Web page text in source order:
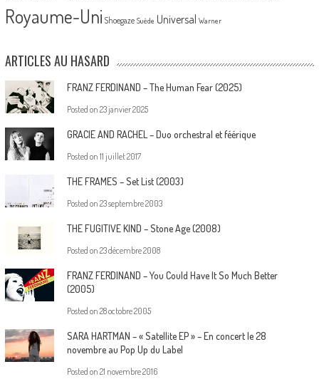
Royaume-Uni Shoegaze Suède Universal Warner
ARTICLES AU HASARD
FRANZ FERDINAND – The Human Fear (2025)
Posted on 23 janvier 2025
GRACIE AND RACHEL – Duo orchestral et féérique
Posted on 11 juillet 2017
THE FRAMES – Set List (2003)
Posted on 23 septembre 2003
THE FUGITIVE KIND – Stone Age (2008)
Posted on 23 décembre 2008
FRANZ FERDINAND – You Could Have It So Much Better
(2005)
Posted on 28 octobre 2005
SARA HARTMAN – « Satellite EP » – En concert le 28
novembre au Pop Up du Label
Posted on 21 novembre 2016